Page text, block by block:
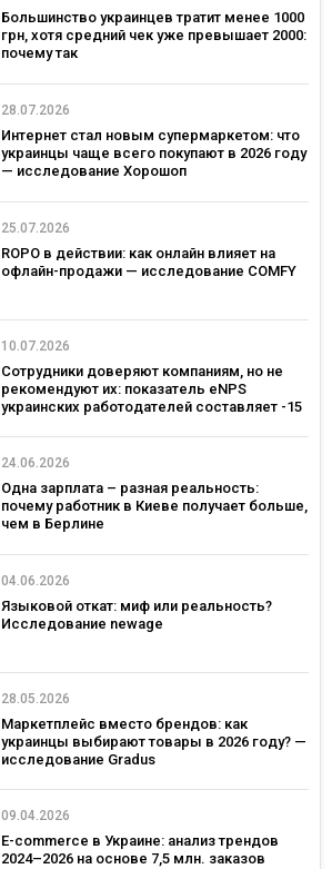
Большинство украинцев тратит менее 1000
грн, хотя средний чек уже превышает 2000:
почему так
28.07.2026
Интернет стал новым супермаркетом: что
украинцы чаще всего покупают в 2026 году
— исследование Хорошоп
25.07.2026
ROPO в действии: как онлайн влияет на
офлайн-продажи — исследование COMFY
10.07.2026
Сотрудники доверяют компаниям, но не
рекомендуют их: показатель eNPS
украинских работодателей составляет -15
24.06.2026
Одна зарплата – разная реальность:
почему работник в Киеве получает больше,
чем в Берлине
04.06.2026
Языковой откат: миф или реальность?
Исследование newage
28.05.2026
Маркетплейс вместо брендов: как
украинцы выбирают товары в 2026 году? —
исследование Gradus
09.04.2026
E-commerce в Украине: анализ трендов
2024–2026 на основе 7,5 млн. заказов